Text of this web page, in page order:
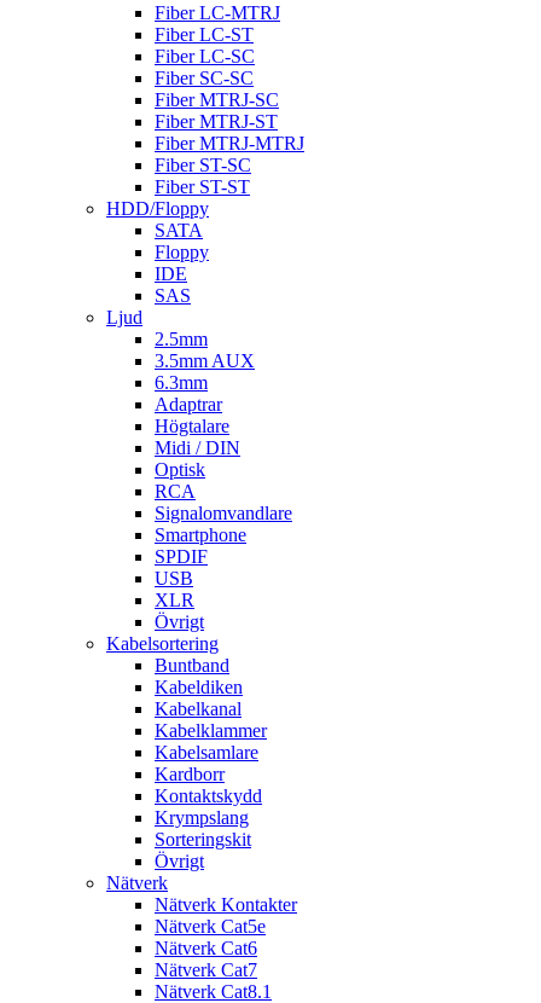
Fiber LC-MTRJ
Fiber LC-ST
Fiber LC-SC
Fiber SC-SC
Fiber MTRJ-SC
Fiber MTRJ-ST
Fiber MTRJ-MTRJ
Fiber ST-SC
Fiber ST-ST
HDD/Floppy
SATA
Floppy
IDE
SAS
Ljud
2.5mm
3.5mm AUX
6.3mm
Adaptrar
Högtalare
Midi / DIN
Optisk
RCA
Signalomvandlare
Smartphone
SPDIF
USB
XLR
Övrigt
Kabelsortering
Buntband
Kabeldiken
Kabelkanal
Kabelklammer
Kabelsamlare
Kardborr
Kontaktskydd
Krympslang
Sorteringskit
Övrigt
Nätverk
Nätverk Kontakter
Nätverk Cat5e
Nätverk Cat6
Nätverk Cat7
Nätverk Cat8.1